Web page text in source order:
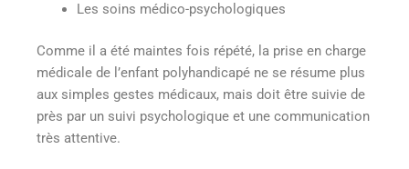
Les soins médico-psychologiques
Comme il a été maintes fois répété, la prise en charge
médicale de l’enfant polyhandicapé ne se résume plus
aux simples gestes médicaux, mais doit être suivie de
près par un suivi psychologique et une communication
très attentive.